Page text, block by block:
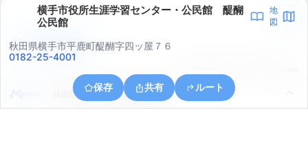
横手市役所生涯学習センター・公民館 醍醐
公民館
地
図
秋田県横手市平鹿町醍醐字四ッ屋７６
0182-25-4001
保存 共有 ルート
秋田県横手市平鹿町醍醐醍醐北
アプリで見る